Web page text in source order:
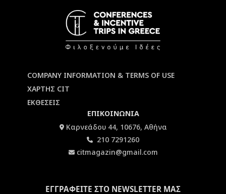
COMPANY INFORMATION & TERMS OF USE
ΧΑΡΤΗΣ CIT
ΕΚΘΕΣΕΙΣ
ΕΠΙΚΟΙΝΩΝΙΑ
Καρνεάδου 44, 10676, Αθήνα
210 7291260
citmagazin@gmail.com
ΕΓΓΡΑΦΕΙΤΕ ΣΤΟ NEWSLETTER ΜΑΣ